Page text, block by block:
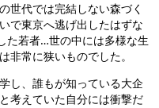
世代では完結しない森づく
で東京へ逃げ出したはずな
た若者…世の中には多様な生
非常に狭いものでした。
し、誰もが知っている大企
考えていた自分には衝撃だ